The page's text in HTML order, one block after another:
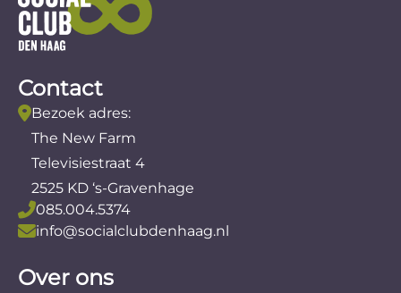
Contact
Bezoek adres:
The New Farm
Televisiestraat 4
2525 KD ‘s-Gravenhage
085.004.5374
info@socialclubdenhaag.nl
Over ons